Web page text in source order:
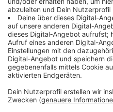
Die geförderten
Umweltbildung über
Infrastrukturmaßnahmen für
Vorhaben in Senden zählen
· neue
Baumlehrpfad in
· die barrierearme
Schlossgartens Senden,